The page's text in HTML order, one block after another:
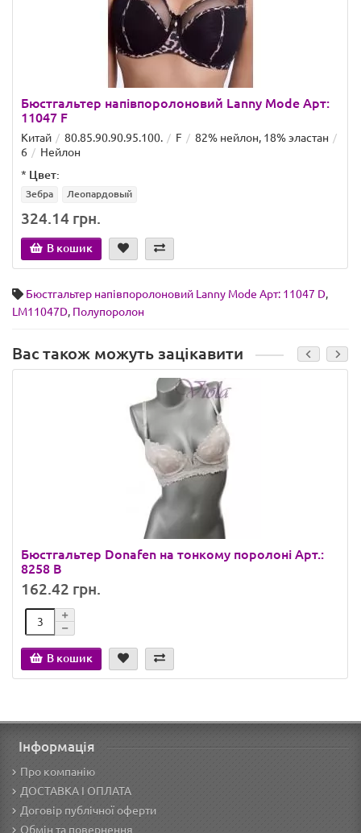
Бюстгальтер напівпоролоновий Lanny Mode Арт:
11047 F
Китай 80.85.90.90.95.100. F
82% нейлон, 18% эластан
6
Нейлон
* Цвет:
Зебра Леопардовый
324.14 грн.
В кошик
Бюстгальтер напівпоролоновий Lanny Mode Арт: 11047 D,
LM11047D, Полупоролон
Вас також можуть зацікавити
Бюстгальтер Donafen на тонкому поролоні Арт.:
8258 B
162.42 грн.
В кошик
Інформація
Про компанію
ДОСТАВКА І ОПЛАТА
Договір публічної оферти
Обмін та повернення